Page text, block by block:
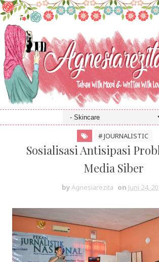
# JOURNALISTIC
Sosialisasi Antisipasi
Media Siber
byAgnesiarezita on Juni 24,